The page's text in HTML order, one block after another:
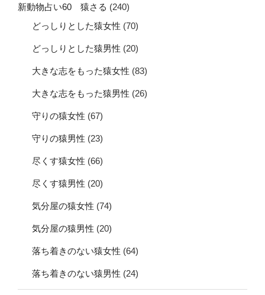
新動物占い60 猿さる (240)
どっしりとした猿女性 (70)
どっしりとした猿男性 (20)
大きな志をもった猿女性 (83)
大きな志をもった猿男性 (26)
守りの猿女性 (67)
守りの猿男性 (23)
尽くす猿女性 (66)
尽くす猿男性 (20)
気分屋の猿女性 (74)
気分屋の猿男性 (20)
落ち着きのない猿女性 (64)
落ち着きのない猿男性 (24)